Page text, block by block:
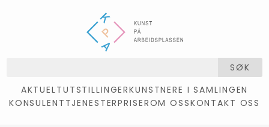
SØK
AKTUELTUTSTILLINGERKUNSTNERE I SAMLINGEN
KONSULENTTJENESTERPRISEROM OSSKONTAKT OSS